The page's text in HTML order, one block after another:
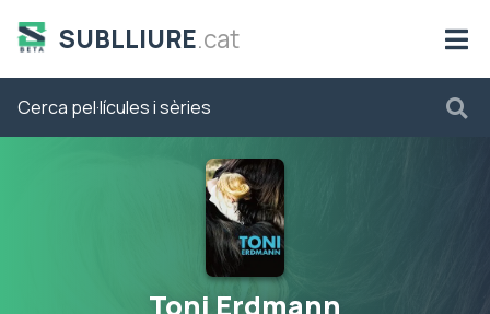
SUBLLIURE.cat
Toni Erdmann